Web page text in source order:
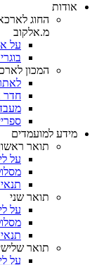
אודות
החוג
מ.אלקוב
על
המכון
חדר
מידע למועמדים
תואר
על
תואר שני
על
תואר
על